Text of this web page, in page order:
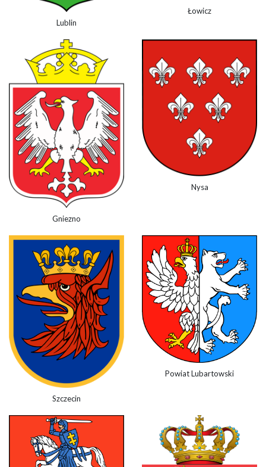
Lublin
Łowicz
Gniezno
Nysa
Szczecin
Powiat Lubartowski